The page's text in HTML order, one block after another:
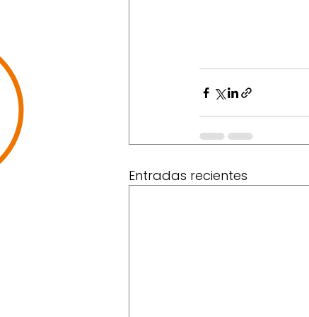
Entradas recientes